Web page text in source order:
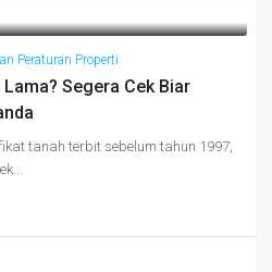
Peraturan Properti
Segera Cek Biar
tanah terbit sebelum tahun 1997,